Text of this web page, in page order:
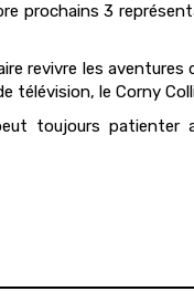
prochains 3
revivre les aventures
télévision, le Corny
toujours patienter